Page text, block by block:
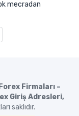
mecradan
Forex Firmaları –
Giriş Adresleri,
saklıdır.